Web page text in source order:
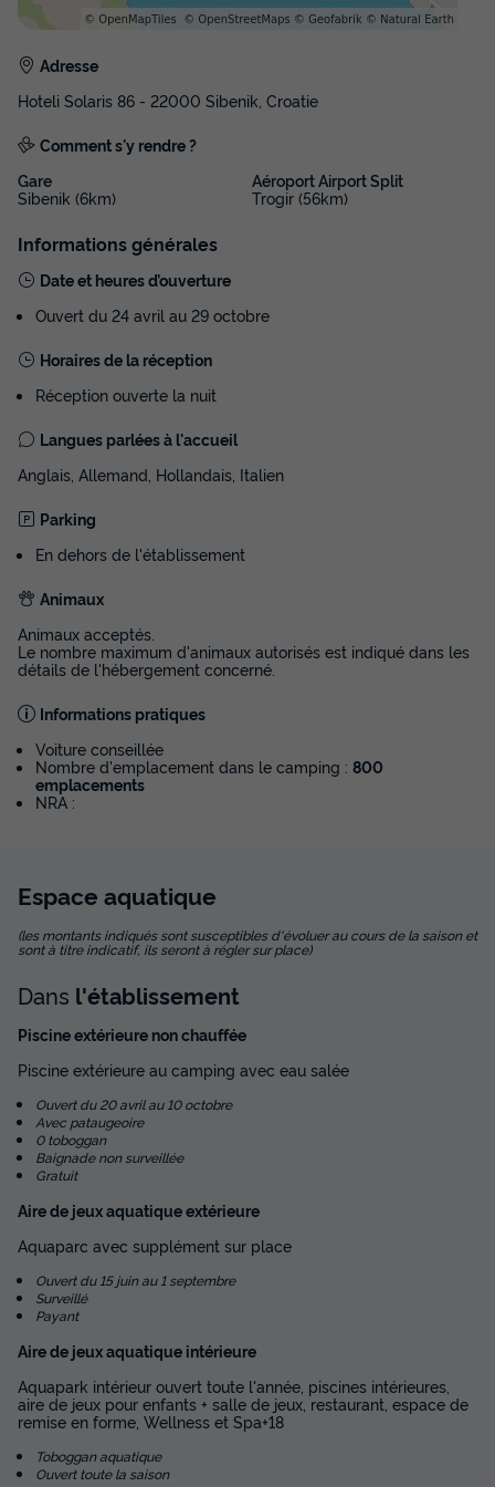
MOBILHOME 4 personnes - Mobile Home
Annulation gratuite
Surface
Adultes
du18/11/2026au25/11/2026
Meilleur prix pour 7 nuits
Modifier les dates
Clim.
Surface
Adultes Chambres
MOBILHOME 6 personnes - Mobil-home | Comfort | 3 Ch. |
6 Pers. | Terrasse Lounge | Clim.
du26/09/2026
Meilleur prix pour 7 nuits
Voir les disponibilités
Adresse
Hoteli Solaris 86 - 22000 Sibenik, Croatie
Comment s'y rendre ?
Gare
Sibenik (6km)
Aéroport Airport Split
Trogir (56km)
Informations générales
Date et heures d’ouverture
Ouvert du 24 avril au 29 octobre
Horaires de la réception
Réception ouverte la nuit
Langues parlées à l'accueil
Anglais, Allemand, Hollandais, Italien
Parking
En dehors de l'établissement
Animaux
Animaux acceptés.
Le nombre maximum d'animaux autorisés est indiqué dans les
détails de l'hébergement concerné.
Informations pratiques
Voiture conseillée
Nombre d'emplacement dans le camping : 800
emplacements
NRA :
Espace aquatique
(les montants indiqués sont susceptibles d'évoluer au cours de la saison et
sont à titre indicatif, ils seront à régler sur place)
Dans l'établissement
Piscine extérieure non chauffée
Piscine extérieure au camping avec eau salée
Ouvert du 20 avril au 10 octobre
Avec pataugeoire
0 toboggan
Baignade non surveillée
Gratuit
Aire de jeux aquatique extérieure
Aquaparc avec supplément sur place
Ouvert du 15 juin au 1 septembre
Surveillé
Payant
Aire de jeux aquatique intérieure
Aquapark intérieur ouvert toute l'année, piscines intérieures,
aire de jeux pour enfants + salle de jeux, restaurant, espace de
remise en forme, Wellness et Spa+18
Toboggan aquatique
Ouvert toute la saison